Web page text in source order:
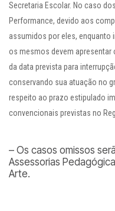
Secretaria Escolar. No caso
Performance, devido aos
assumidos por eles, enquanto
os mesmos devem apresentar
da data prevista para
conservando sua atuação no
respeito ao prazo estipulado
convencionais previstas no
– Os casos omissos
Assessorias
Arte.